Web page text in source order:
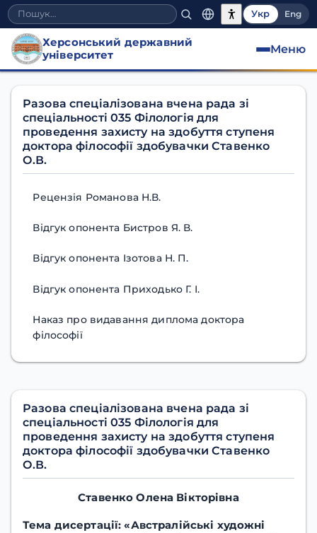
Укр Eng
Херсонський державний
університет
Меню
Разова спеціалізована
Разова спеціалізована вчена рада зі
спеціальності 035 Філологія для
проведення захисту на здобуття ступеня
доктора філософії здобувачки Ставенко
О.В.
Рецензія Романова Н.В.
Відгук опонента Бистров Я. В.
Відгук опонента Ізотова Н. П.
Відгук опонента Приходько Г. І.
Наказ про видавання диплома доктора
філософії
Разова спеціалізована вчена рада зі
спеціальності 035 Філологія для
проведення захисту на здобуття ступеня
доктора філософії здобувачки Ставенко
О.В.
Ставенко Олена Вікторівна
Тема дисертації: «Австралійські художні